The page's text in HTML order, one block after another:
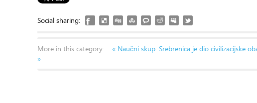
Social sharing:
More in this category: « Naučni skup: Srebrenica je dio civilizacijske
»